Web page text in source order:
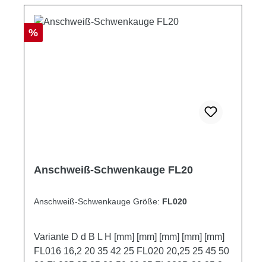
Rabatt
%
Anschweiß-Schwenkauge FL20
Anschweiß-Schwenkauge Größe: FL020
Variante D d B L H [mm] [mm] [mm] [mm] [mm]
FL016 16,2 20 35 42 25 FL020 20,25 25 45 50